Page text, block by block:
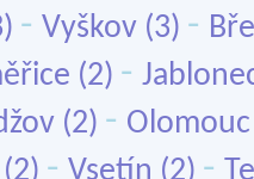
- Vyškov (3) -
(2) -
(2) - Olomouc
(2) - Vsetín (2) -